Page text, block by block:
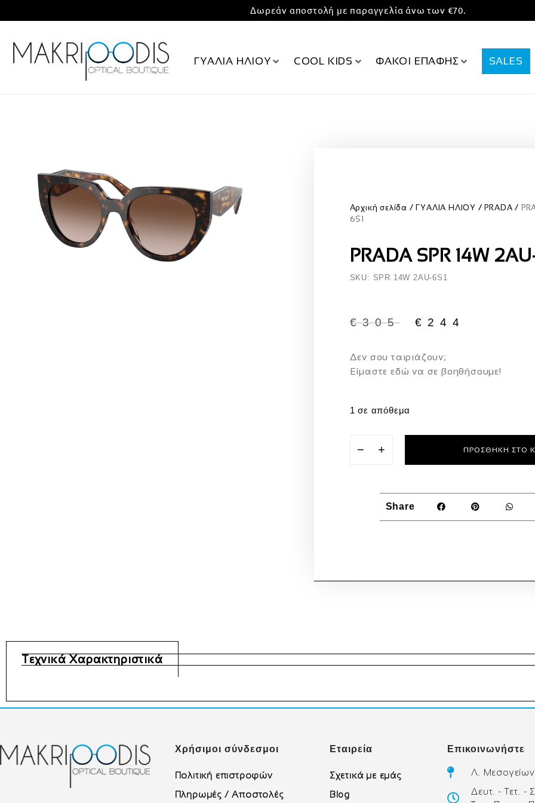
Δωρεάν αποστολή με παραγγελία άνω των €70.
ΓΥΑΛΙΑ ΗΛΙΟΥ COOL KIDS ΦΑΚΟΙ ΕΠΑΦΗΣ SALES
Αρχική σελίδα ΓΥΑΛΙΑ ΗΛΙΟΥ PRADA
6S1
PRADA SPR 14W
SKU: SPR 14W 2AU-6S1
€305 € 244
Δεν σου ταιριάζουν;
Eίμαστε εδώ να σε βοηθήσουμε!
1 σε απόθεμα
− + ΠΡΟΣΘΉΚΗ ΣΤΟ
Share
Τεχνικά Χαρακτηριστικά
Χρήσιμοι σύνδεσμοι
Πολιτική επιστροφών
Πληρωμές / Αποστολές
Εταιρεία
Σχετικά με εμάς
Blog
Επικοινωνήστε
Λ.
Δευτ. - Τετ. -